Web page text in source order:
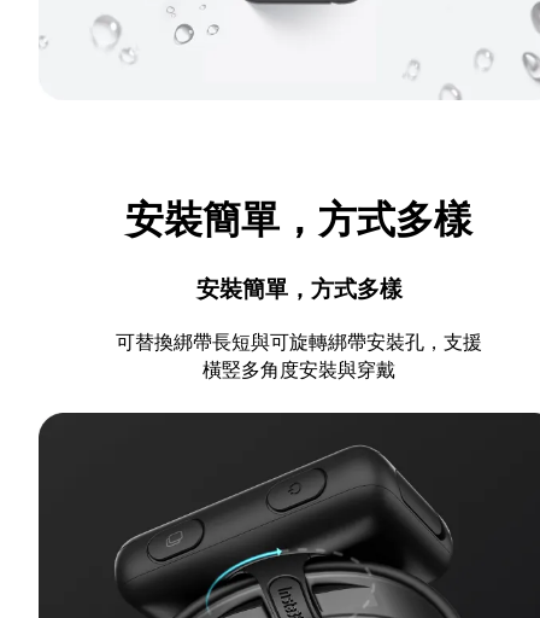
安裝簡單，方式多樣
安裝簡單，方式多樣
可替換綁帶長短與可旋轉綁帶安裝孔，支援
橫竪多角度安裝與穿戴